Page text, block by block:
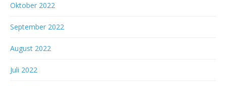
Oktober 2022
September 2022
August 2022
Juli 2022